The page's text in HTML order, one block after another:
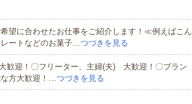
望に合わせたお仕事をご紹介します！≪例えばこん
ートなどのお菓子…つづきを見る
歓迎！〇フリーター、主婦(夫) 大歓迎！〇ブラン
な方大歓迎！…つづきを見る